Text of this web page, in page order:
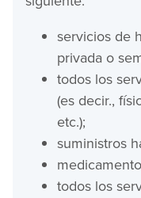
servicios de
privada o
todos los
(es decir.,
etc.);
suministros
todos los